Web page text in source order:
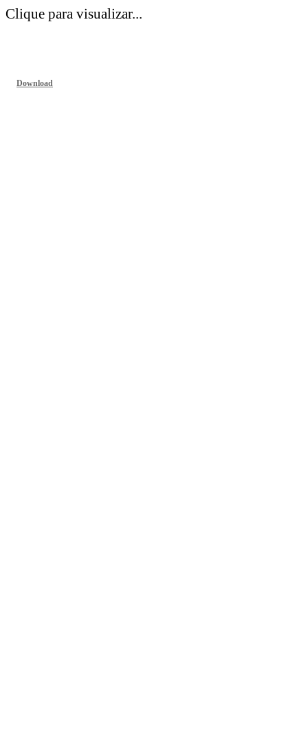
Clique para visualizar...
Download